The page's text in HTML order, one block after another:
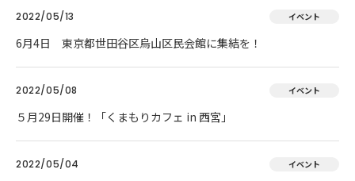
2022/05/13 イベント
6月4日 東京都世田谷区烏山区民会館に集結を！
2022/05/08 イベント
５月29日開催！「くまもりカフェ in 西宮」
2022/05/04 イベント